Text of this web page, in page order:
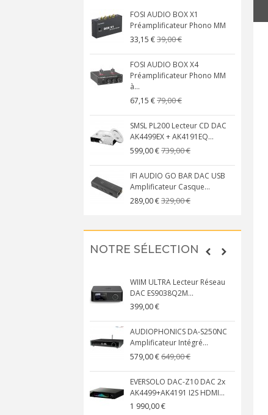
FOSI AUDIO BOX X1
Préamplificateur Phono MM
33,15 €39,00 €
FOSI AUDIO BOX X4
Préamplificateur Phono MM
à...
67,15 €79,00 €
SMSL PL200 Lecteur CD DAC
AK4499EX + AK4191EQ...
599,00 €739,00 €
IFI AUDIO GO BAR DAC USB
Amplificateur Casque...
289,00 €329,00 €
NOTRE SÉLECTION
WIIM ULTRA Lecteur Réseau
DAC ES9038Q2M...
399,00 €
AUDIOPHONICS DA-S250NC
Amplificateur Intégré...
579,00 €649,00 €
EVERSOLO DAC-Z10 DAC 2x
AK4499+AK4191 I2S HDMI...
1 990,00 €